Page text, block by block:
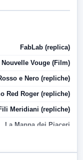
FabLab (replica)
Nouvelle Vouge (Film)
e Nero (repliche)
Red Roger (repliche)
Meridiani (repliche)
La Mappa dei Piaceri